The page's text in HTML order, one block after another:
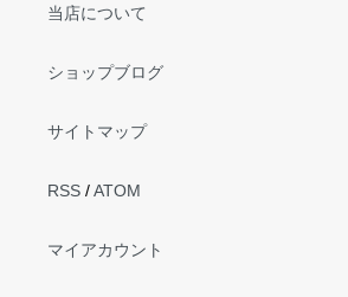
当店について
ショップブログ
サイトマップ
RSS /ATOM
マイアカウント